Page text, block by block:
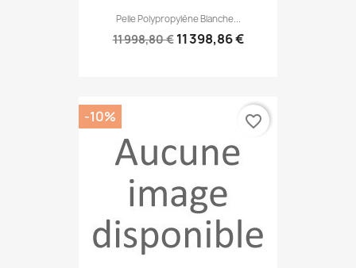
Pelle Polypropylène Blanche...
11 998,80 € 11 398,86 €
-10% favorite_border